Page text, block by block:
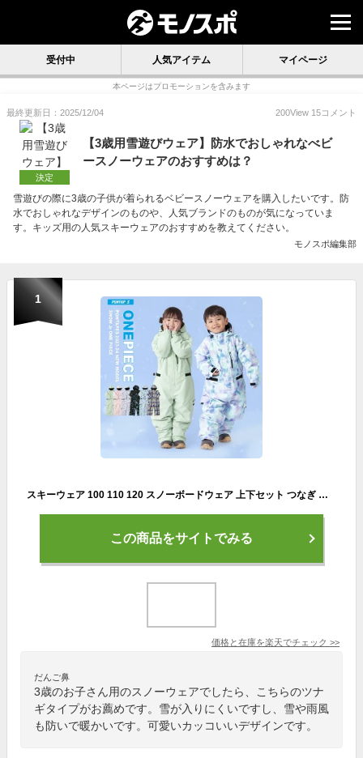
受付中 人気アイテム マイページ
本ページはプロモーションを含みます
最終更新日：2025/12/04 200View 15コメント
決定
【3歳用雪遊びウェア】防水でおしゃれなべビ
ースノーウェアのおすすめは？
雪遊びの際に3歳の子供が着られるベビースノーウェアを購入したいです。防
水でおしゃれなデザインのものや、人気ブランドのものが気になっていま
す。キッズ用の人気スキーウェアのおすすめを教えてください。
モノスポ編集部
1
スキーウェア 100 110 120 スノーボードウェア 上下セット つなぎ キッズ ジュニア スノボ スノーボード スノボー スキー スノボウェア スノボーウェア スノーウェア ボードウェア ジャケット パンツ ウェア ウエア 激安 子供用 こども用 POKID-208M
この商品をサイトでみる
価格と在庫を楽天でチェック >>
だんご鼻
3歳のお子さん用のスノーウェアでしたら、こちらのツナ
ギタイプがお薦めです。雪が入りにくいですし、雪や雨風
も防いで暖かいです。可愛いカッコいいデザインです。